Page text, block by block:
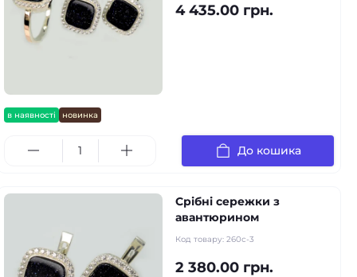
в наявності новинка
4 435.00 грн.
До кошика
Срібні сережки з
авантюрином
Код товару: 260с-3
2 380.00 грн.